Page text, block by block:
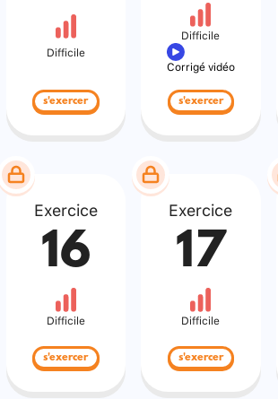
Difficile
s'exercer
Difficile
Corrigé vidéo
s'exercer
Exercice
16
Difficile
s'exercer
Exercice
17
Difficile
s'exercer